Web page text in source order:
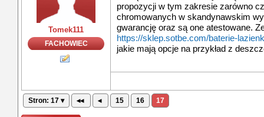
Tomek111
FACHOWIEC
propozycji w tym zakresie zarówno
chromowanych w skandynawskim
gwarancję oraz są one atestowane.
https://sklep.sotbe.com/baterie-
jakie mają opcje na przykład z
Stron: 17 ▾ ◂◂ ◂ 15 16 17